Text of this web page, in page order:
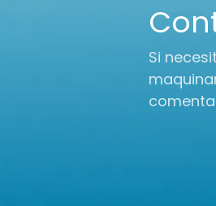
Si